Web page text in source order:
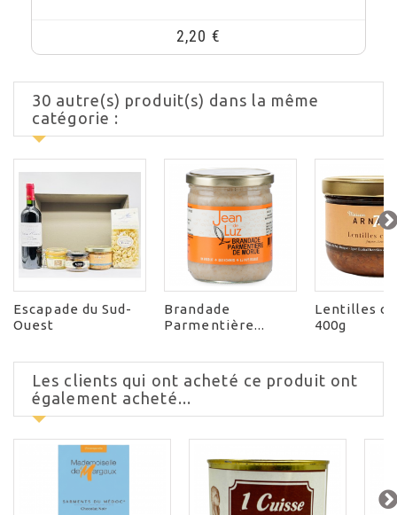
2,20 €
30 autre(s) produit(s) dans la même
catégorie :
Escapade du Sud-
Ouest
Brandade
Parmentière...
Lentilles
400g
Les clients qui ont acheté ce produit ont
également acheté...